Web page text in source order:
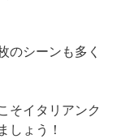
のシーンも多く
そイタリアンク
しょう！